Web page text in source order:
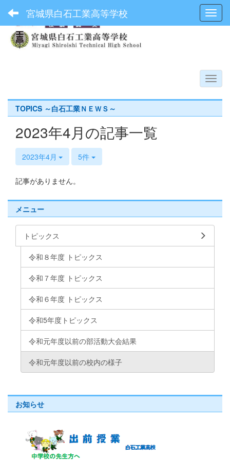
宮城県白石工業高等学校
TOPICS ～白石工業ＮＥＷＳ～
2023年4月の記事一覧
2023年4月 5件
記事がありません。
メニュー
トピックス
令和８年度 トピックス
令和７年度 トピックス
令和６年度 トピックス
令和5年度トピックス
令和元年度以前の部活動大会結果
令和元年度以前の校内の様子
お知らせ